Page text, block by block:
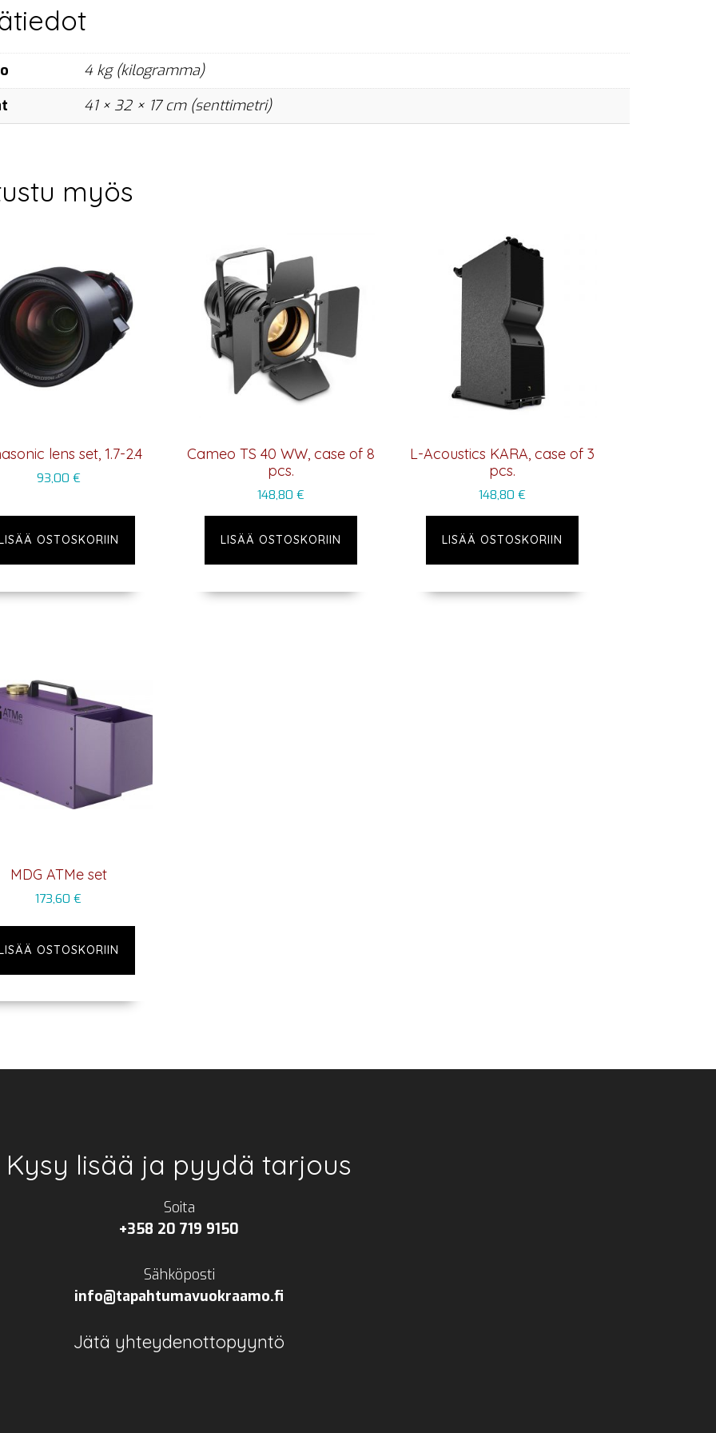
4 kg (kilogramma)
41 × 32 × 17 cm (senttimetri)
myös
lens set, 1.7-2.4
93,00 €
OSTOSKORIIN
Cameo TS 40 WW, case of 8
pcs.
148,80 €
LISÄÄ OSTOSKORIIN
L-Acoustics KARA, case of 3
pcs.
148,80€
LISÄÄ OSTOSKORIIN
MDG ATMe set
173,60€
OSTOSKORIIN
Kysy lisää ja pyydä tarjous
Soita
+358 20 719 9150
Sähköposti
info@tapahtumavuokraamo.fi
Jätä yhteydenottopyyntö